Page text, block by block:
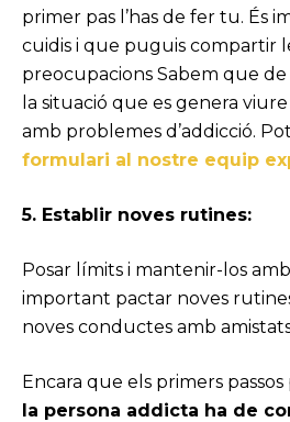
primer pas l’has de fer tu. És
cuidis i que puguis compartir
preocupacions Sabem que de
la situació que es genera
amb problemes d’addicció.
formulari al nostre equip
5. Establir noves rutines:
Posar límits i mantenir-los
important pactar noves
noves conductes amb
Encara que els primers
la persona addicta ha de